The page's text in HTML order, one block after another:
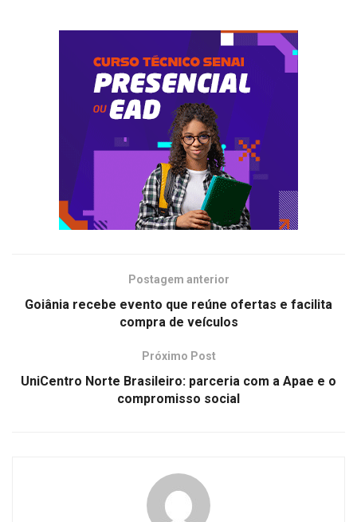
Postagem anterior
Goiânia recebe evento que reúne ofertas e facilita
compra de veículos
Próximo Post
UniCentro Norte Brasileiro: parceria com a Apae e o
compromisso social